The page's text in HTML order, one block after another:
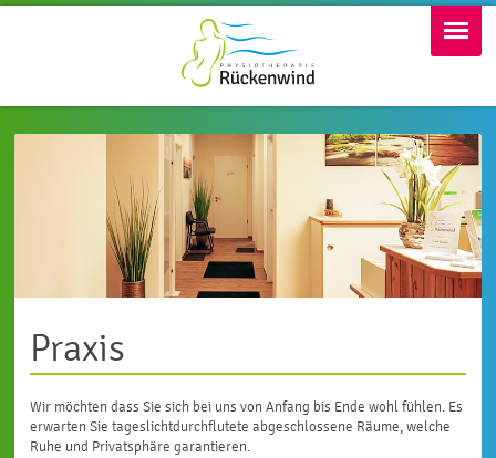
Willkommen Physiotherapie
weitere Behandlungen Wellness
Praxis
Praxis
Wir möchten dass Sie sich bei uns von Anfang bis Ende wohl fühlen. Es
erwarten Sie tageslichtdurchflutete abgeschlossene Räume, welche
Ruhe und Privatsphäre garantieren.